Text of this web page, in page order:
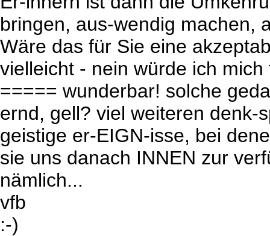
bringen, aus-wendig machen,
Wäre das für Sie eine
vielleicht - nein würde ich mich
===== wunderbar! solche
ernd, gell? viel weiteren denk-
geistige er-EIGN-isse, bei
sie uns danach INNEN zur
nämlich...
vfb
:-)